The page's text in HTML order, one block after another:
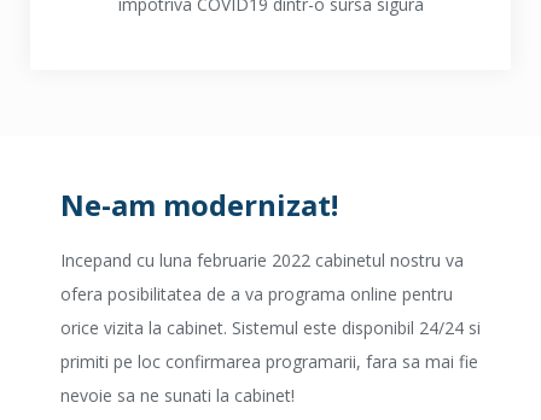
Ne-am modernizat!
Incepand cu luna februarie 2022 cabinetul nostru va
ofera posibilitatea de a va programa online pentru
orice vizita la cabinet. Sistemul este disponibil 24/24 si
primiti pe loc confirmarea programarii, fara sa mai fie
nevoie sa ne sunati la cabinet!